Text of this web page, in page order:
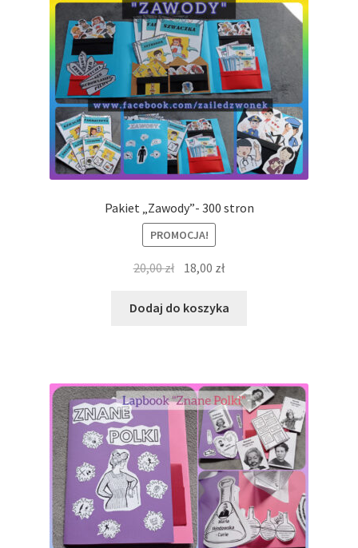
Pakiet „Zawody”- 300 stron
PROMOCJA!
20,00zł Pierwotna
wynosiła:
18,00 złAktualna
wynosi:
Dodaj do koszyka